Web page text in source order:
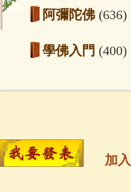
阿彌陀佛 (636)
學佛入門 (400)
玉曆寶鈔(236)
高僧故事 (141)
加